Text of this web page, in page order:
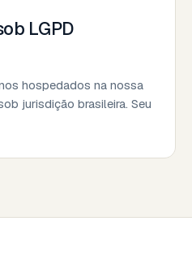
LGPD
hospedados na nossa
jurisdição brasileira. Seu